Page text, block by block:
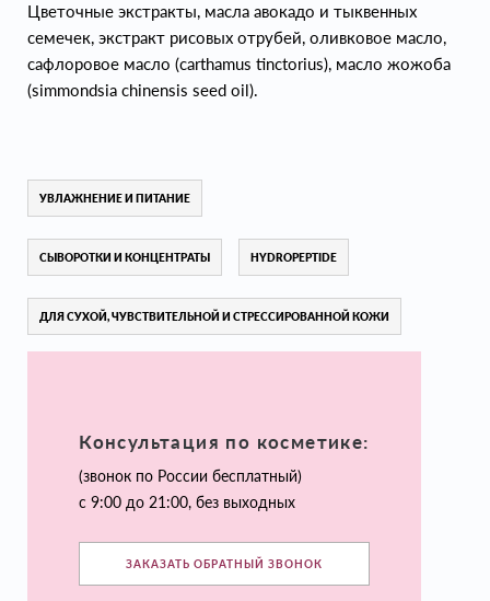
Цветочные экстракты, масла авокадо и тыквенных
семечек, экстракт рисовых отрубей, оливковое масло,
сафлоровое масло (carthamus tinctorius), масло жожоба
(simmondsia chinensis seed oil).
УВЛАЖНЕНИЕ И ПИТАНИЕ
СЫВОРОТКИ И КОНЦЕНТРАТЫ HYDROPEPTIDE
ДЛЯ СУХОЙ, ЧУВСТВИТЕЛЬНОЙ И СТРЕССИРОВАННОЙ КОЖИ
Консультация по косметике:
(звонок по России бесплатный)
с 9:00 до 21:00, без выходных
ЗАКАЗАТЬ ОБРАТНЫЙ ЗВОНОК